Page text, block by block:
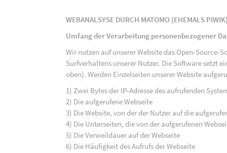
WEBANALSYSE DURCH MATOMO (EHEMALS
Umfang der Verarbeitung personenbezogener
Wir nutzen auf unserer Website das Open-Source-
Surfverhaltens unserer Nutzer. Die Software setzt
oben). Werden Einzelseiten unserer Website
1) Zwei Bytes der IP-Adresse des aufrufenden
2) Die aufgerufene Webseite
3) Die Website, von der der Nutzer auf die
4) Die Unterseiten, die von der aufgerufenen
5) Die Verweildauer auf der Webseite
6) Die Häufigkeit des Aufrufs der Webseite